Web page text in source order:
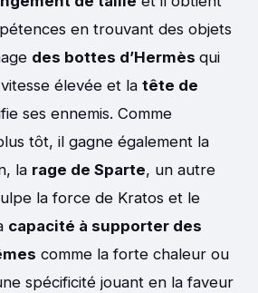
en trouvant des objets
des bottes d’Hermès qui
élevée et la tête de
ses ennemis. Comme
tôt, il gagne également la
la rage de Sparte, un autre
la force de Kratos et le
capacité à supporter des
comme la forte chaleur ou
spécificité jouant en la faveur